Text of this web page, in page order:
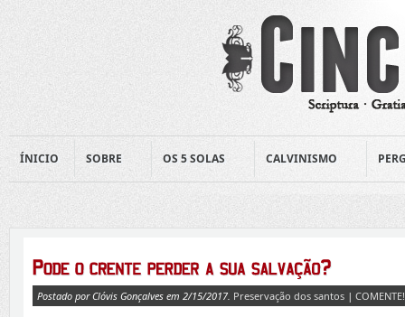
ÍNICIO SOBRE OS 5 SOLAS CALVINISMO
Postado por Clóvis Gonçalves em 2/15/2017. Preservação dos santos | COMENTE!